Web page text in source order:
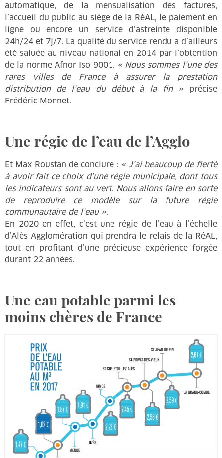
automatique, de la mensualisation des factures,
l’accueil du public au siège de la RéAL, le paiement en
ligne ou encore un service d’astreinte disponible
24h/24 et 7j/7. La qualité du service rendu a d’ailleurs
été saluée au niveau national en 2014 par l’obtention
de la norme Afnor Iso 9001. « Nous sommes l’une des
rares villes de France à assurer la prestation
distribution de l’eau du début à la fin »précise
Frédéric Monnet.
Une régie de l’eau de l’Agglo
Et Max Roustan de conclure : « J’ai beaucoup de fierté
à avoir fait ce choix d’une régie municipale, dont tous
les indicateurs sont au vert. Nous allons faire en sorte
de reproduire ce modèle sur la future régie
communautaire de l’eau ».
En 2020 en effet, c’est une régie de l’eau à l’échelle
d’Alès Agglomération qui prendra le relais de la RéAL,
tout en profitant d’une précieuse expérience forgée
durant 22 années.
Une eau potable parmi les
moins chères de France